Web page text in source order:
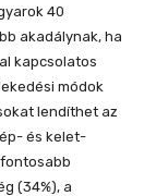
40
akadálynak, ha
kapcsolatos
módok
lendíthet az
és kelet-
(34%), a